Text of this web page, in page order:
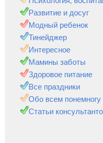
Развитие и досуг
Модный ребенок
Тинейджер
Интересное
Мамины заботы
Здоровое питание
Все праздники
Обо всем понемногу
Статьи